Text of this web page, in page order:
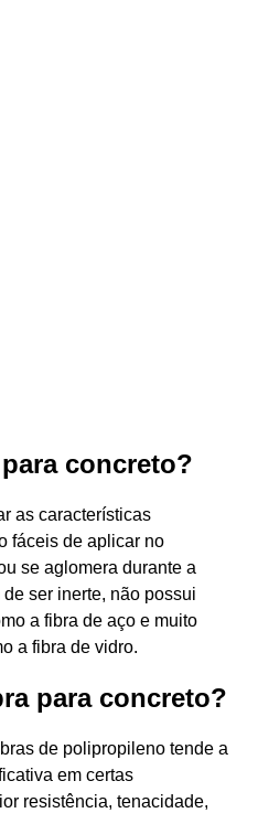
concreto?
as características
fáceis de aplicar no
se aglomera durante a
ser inerte, não possui
a fibra de aço e muito
a fibra de vidro.
para concreto?
de polipropileno tende a
em certas
resistência, tenacidade,